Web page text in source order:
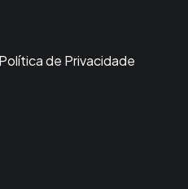
Política de Privacidade